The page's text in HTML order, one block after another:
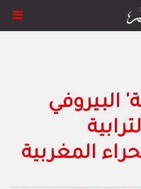
البيروفي
المغربية